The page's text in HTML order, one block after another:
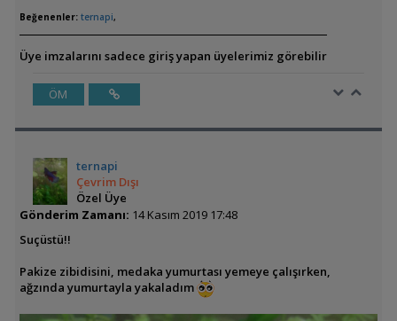
Beğenenler: ternapi,
Üye imzalarını sadece giriş yapan üyelerimiz görebilir
ÖM
ternapi
Çevrim Dışı
Özel Üye
Gönderim Zamanı: 14 Kasım 2019 17:48
Suçüstü!!
Pakize zibidisini, medaka yumurtası yemeye çalışırken,
ağzında yumurtayla yakaladım